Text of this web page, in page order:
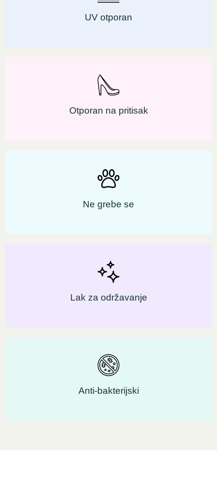
UV otporan
Otporan na pritisak
Ne grebe se
Lak za održavanje
Anti-bakterijski